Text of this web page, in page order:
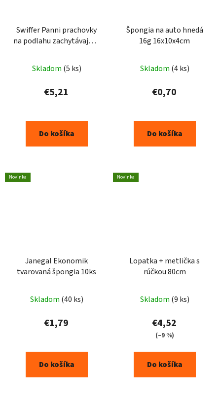
Swiffer Panni prachovky
na podlahu zachytávajúce
Skladom (5 ks)
€5,21
Do košíka
Špongia na auto hnedá
16g 16x10x4cm
Skladom (4 ks)
€0,70
Do košíka
Novinka
Janegal Ekonomik
tvarovaná špongia 10ks
Skladom (40 ks)
€1,79
Do košíka
Novinka
Lopatka + metlička s
rúčkou 80cm
hodnotenie
produktu
je
5
Skladom (9 ks)
€4,52
(–9 %)
Do košíka